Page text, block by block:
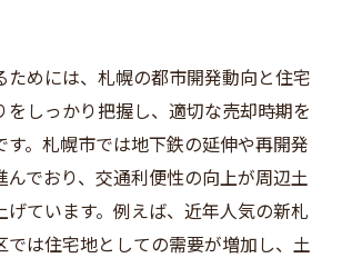
ためには、札幌の都市開発動向と住宅
をしっかり把握し、適切な売却時期を
す。札幌市では地下鉄の延伸や再開発
んでおり、交通利便性の向上が周辺土
げています。例えば、近年人気の新札
では住宅地としての需要が増加し、土